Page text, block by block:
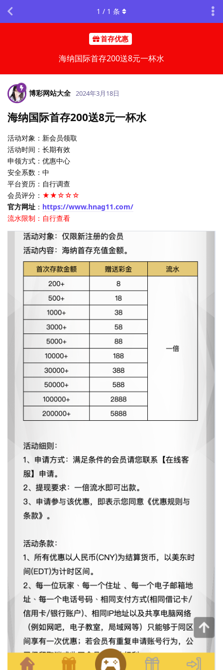
首存优惠
海纳国际首存200送8元一杯水
1 / 1 条
博彩网站大全 2024年3月18日
海纳国际首存200送8元一杯水
活动对象：新会员领取
活动时间：长期有效
申领方式：优惠中心
安全系数：中
平台资历：自行调查
会员评分： ★★☆☆☆
官方网址 ： https://www.hnag11.com/
流水限制：自行查看